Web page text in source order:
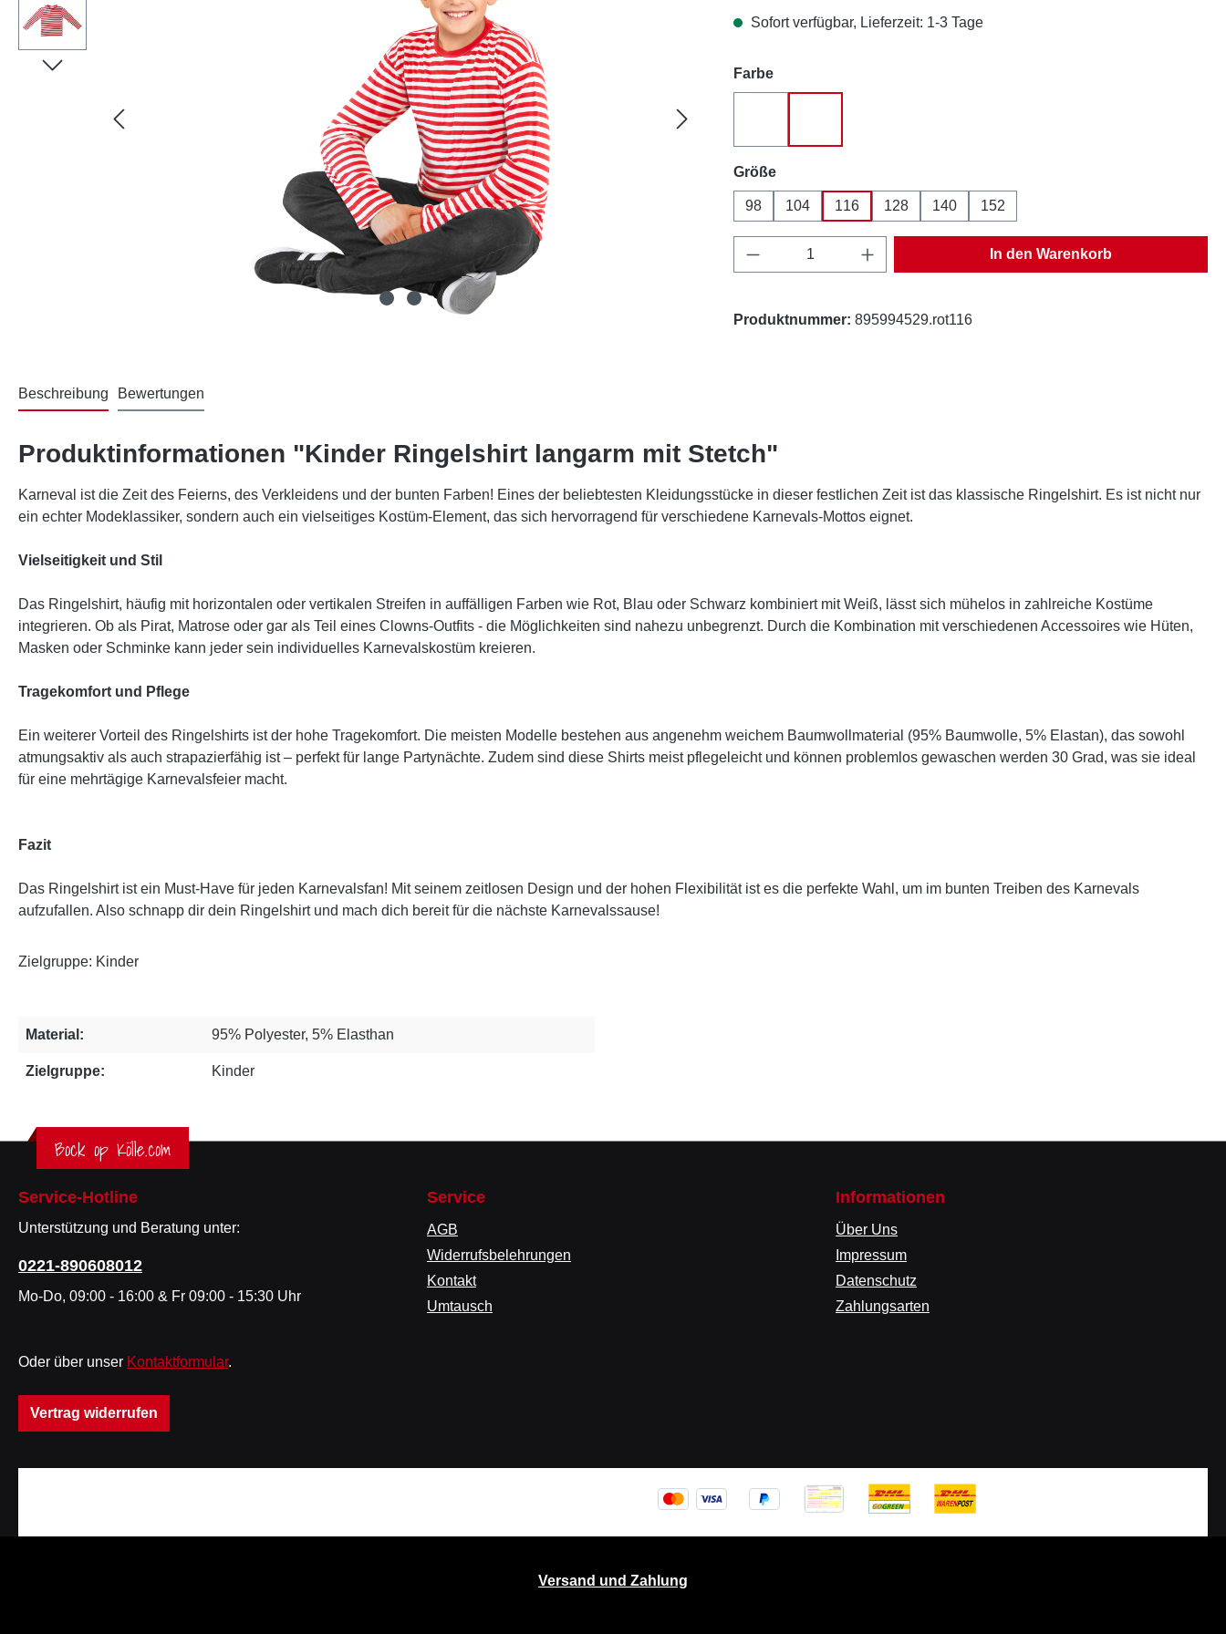
Sofort verfügbar, Lieferzeit: 1-3 Tage
Farbeauswählen
Größeauswählen
98 104 116 128 140 152
Produkt Anzahl: Gib den gewünschten Wert ein
In den Warenkorb
Produktnummer: 895994529.rot116
Beschreibung Bewertungen
Produktinformationen "Kinder Ringelshirt langarm mit Stetch"
Karneval ist die Zeit des Feierns, des Verkleidens und der bunten Farben! Eines der beliebtesten Kleidungsstücke in dieser festlichen Zeit ist das klassische Ringelshirt. Es ist nicht nur
ein echter Modeklassiker, sondern auch ein vielseitiges Kostüm-Element, das sich hervorragend für verschiedene Karnevals-Mottos eignet.
Vielseitigkeit und Stil
Das Ringelshirt, häufig mit horizontalen oder vertikalen Streifen in auffälligen Farben wie Rot, Blau oder Schwarz kombiniert mit Weiß, lässt sich mühelos in zahlreiche Kostüme
integrieren. Ob als Pirat, Matrose oder gar als Teil eines Clowns-Outfits - die Möglichkeiten sind nahezu unbegrenzt. Durch die Kombination mit verschiedenen Accessoires wie Hüten,
Masken oder Schminke kann jeder sein individuelles Karnevalskostüm kreieren.
Tragekomfort und Pflege
Ein weiterer Vorteil des Ringelshirts ist der hohe Tragekomfort. Die meisten Modelle bestehen aus angenehm weichem Baumwollmaterial (95% Baumwolle, 5% Elastan), das sowohl
atmungsaktiv als auch strapazierfähig ist – perfekt für lange Partynächte. Zudem sind diese Shirts meist pflegeleicht und können problemlos gewaschen werden 30 Grad, was sie ideal
für eine mehrtägige Karnevalsfeier macht.
Fazit
Das Ringelshirt ist ein Must-Have für jeden Karnevalsfan! Mit seinem zeitlosen Design und der hohen Flexibilität ist es die perfekte Wahl, um im bunten Treiben des Karnevals
aufzufallen. Also schnapp dir dein Ringelshirt und mach dich bereit für die nächste Karnevalssause!
Zielgruppe: Kinder
Material: 95% Polyester, 5% Elasthan
Zielgruppe: Kinder
Bock op Kölle.com
Service-Hotline
Unterstützung und Beratung unter:
0221-890608012
Mo-Do, 09:00 - 16:00 & Fr 09:00 - 15:30 Uhr
Oder über unser Kontaktformular.
Vertrag widerrufen
Service
AGB
Widerrufsbelehrungen
Kontakt
Umtausch
Informationen
Über Uns
Impressum
Datenschutz
Zahlungsarten
Versand und Zahlung